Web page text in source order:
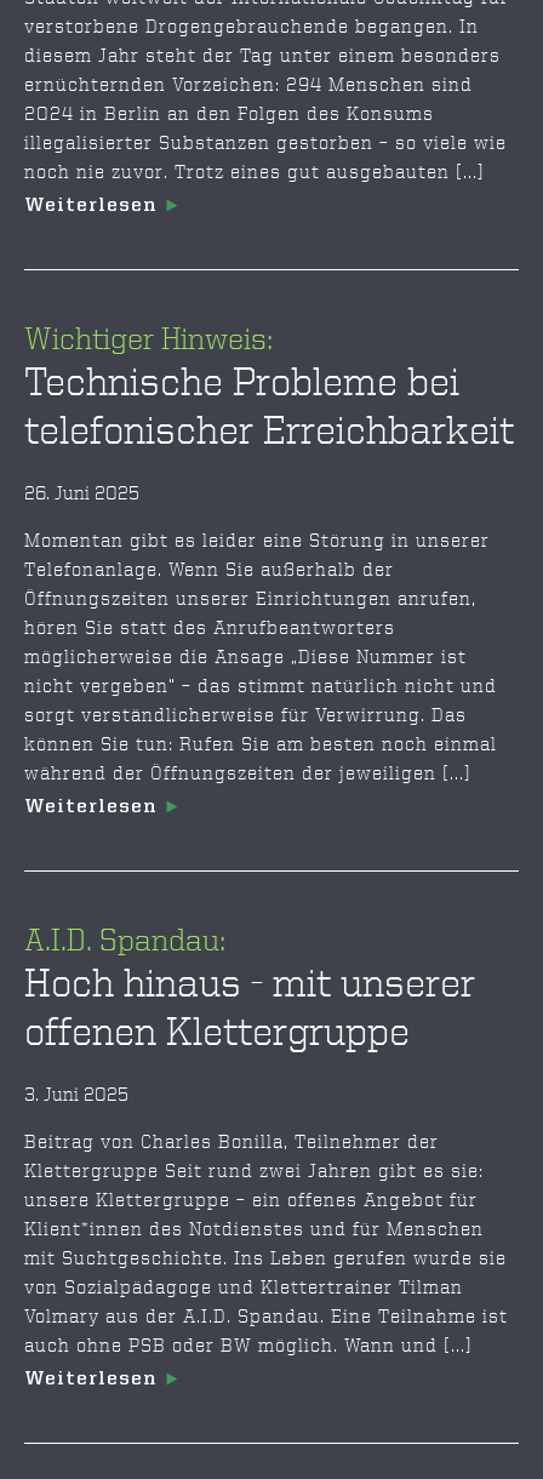
verstorbene Drogengebrauchende begangen. In
diesem Jahr steht der Tag unter einem besonders
ernüchternden Vorzeichen: 294 Menschen sind
2024 in Berlin an den Folgen des Konsums
illegalisierter Substanzen gestorben – so viele wie
noch nie zuvor. Trotz eines gut ausgebauten [...]
Weiterlesen
Wichtiger Hinweis:
Technische Probleme bei
telefonischer Erreichbarkeit
26. Juni 2025
Momentan gibt es leider eine Störung in unserer
Telefonanlage. Wenn Sie außerhalb der
Öffnungszeiten unserer Einrichtungen anrufen,
hören Sie statt des Anrufbeantworters
möglicherweise die Ansage „Diese Nummer ist
nicht vergeben“ – das stimmt natürlich nicht und
sorgt verständlicherweise für Verwirrung. Das
können Sie tun: Rufen Sie am besten noch einmal
während der Öffnungszeiten der jeweiligen [...]
Weiterlesen
A.I.D. Spandau:
Hoch hinaus - mit unserer
offenen Klettergruppe
3. Juni 2025
Beitrag von Charles Bonilla, Teilnehmer der
Klettergruppe Seit rund zwei Jahren gibt es sie:
unsere Klettergruppe – ein offenes Angebot für
Klient*innen des Notdienstes und für Menschen
mit Suchtgeschichte. Ins Leben gerufen wurde sie
von Sozialpädagoge und Klettertrainer Tilman
Volmary aus der A.I.D. Spandau. Eine Teilnahme ist
auch ohne PSB oder BW möglich. Wann und [...]
Weiterlesen